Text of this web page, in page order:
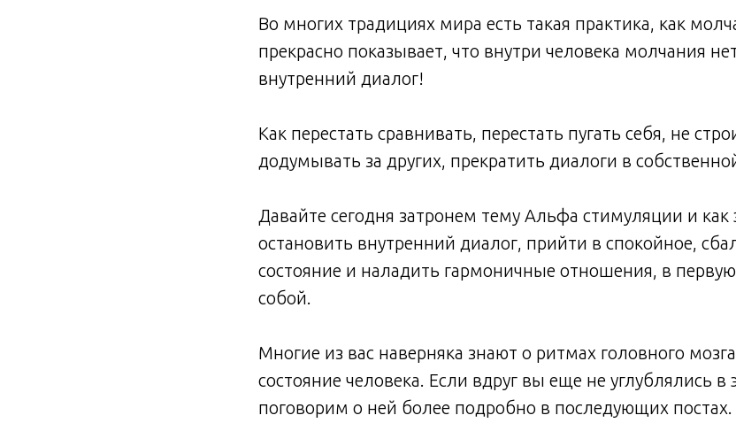
Во многих традициях мира есть такая практика, как
прекрасно показывает, что внутри человека молчания
внутренний диалог!
Как перестать сравнивать, перестать пугать себя, не
додумывать за других, прекратить диалоги в
Давайте сегодня затронем тему Альфа стимуляции и
остановить внутренний диалог, прийти в спокойное,
состояние и наладить гармоничные отношения, в
собой.
Многие из вас наверняка знают о ритмах головного
состояние человека. Если вдруг вы еще не углублялись
поговорим о ней более подробно в последующих постах.